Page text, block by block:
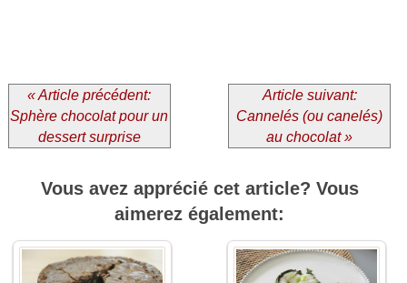
« Article précédent:
Sphère chocolat pour un
dessert surprise
Article suivant:
Cannelés (ou canelés)
au chocolat »
Vous avez apprécié cet article? Vous
aimerez également: